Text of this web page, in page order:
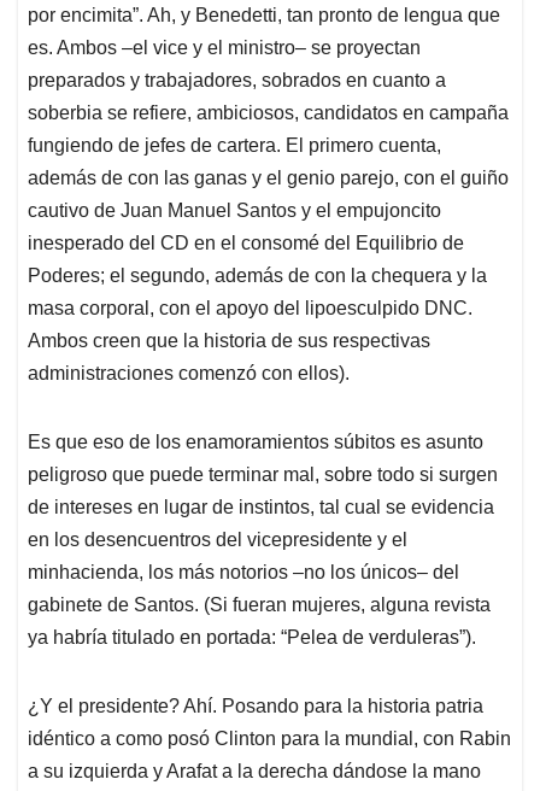
por encimita”. Ah, y Benedetti, tan pronto de lengua que
es. Ambos –el vice y el ministro– se proyectan
preparados y trabajadores, sobrados en cuanto a
soberbia se refiere, ambiciosos, candidatos en campaña
fungiendo de jefes de cartera. El primero cuenta,
además de con las ganas y el genio parejo, con el guiño
cautivo de Juan Manuel Santos y el empujoncito
inesperado del CD en el consomé del Equilibrio de
Poderes; el segundo, además de con la chequera y la
masa corporal, con el apoyo del lipoesculpido DNC.
Ambos creen que la historia de sus respectivas
administraciones comenzó con ellos).
Es que eso de los enamoramientos súbitos es asunto
peligroso que puede terminar mal, sobre todo si surgen
de intereses en lugar de instintos, tal cual se evidencia
en los desencuentros del vicepresidente y el
minhacienda, los más notorios –no los únicos– del
gabinete de Santos. (Si fueran mujeres, alguna revista
ya habría titulado en portada: “Pelea de verduleras”).
¿Y el presidente? Ahí. Posando para la historia patria
idéntico a como posó Clinton para la mundial, con Rabin
a su izquierda y Arafat a la derecha dándose la mano